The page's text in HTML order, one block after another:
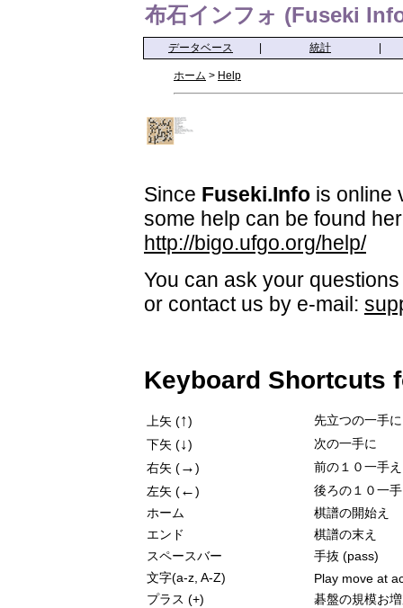
布石インフォ (Fuseki
データベース 統計
ホーム > Help
Since Fuseki.Info is online
some help can be found
http://bigo.ufgo.org/help/
You can ask your
or contact us by e-mail:
Keyboard Shortcuts
上矢 (↑)
先立つの一手に
下矢 (↓)
次の一手に
右矢 (→)
前の１０一手え
左矢 (←)
後ろの１０一
ホーム
棋譜の開始え
エンド
棋譜の末え
スペースバー
手抜 (pass)
文字(a-z, A-Z)
Play move at
プラス (+)
碁盤の規模お